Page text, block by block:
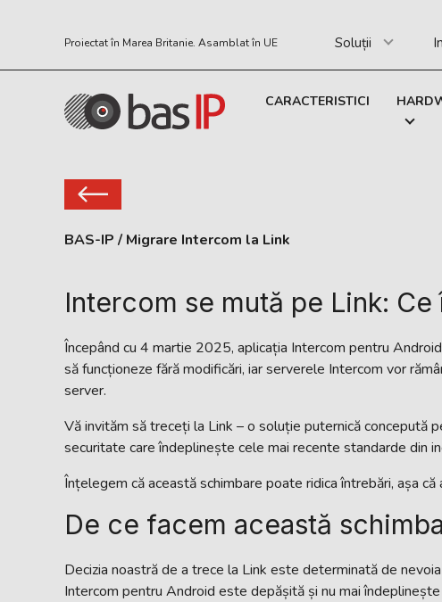
Proiectat în Marea Britanie. Asamblat în UE Soluții
CARACTERISTICI
BAS-IP / Migrare Intercom la Link
Intercom se mută pe Link:
Începând cu 4 martie 2025, aplicația Intercom pentru
să funcționeze fără modificări, iar serverele Intercom vor
server.
Vă invităm să treceți la Link – o soluție puternică concepută
securitate care îndeplinește cele mai recente standarde din
Înțelegem că această schimbare poate ridica întrebări, așa
De ce facem această
Decizia noastră de a trece la Link este determinată de
Intercom pentru Android este depășită și nu mai